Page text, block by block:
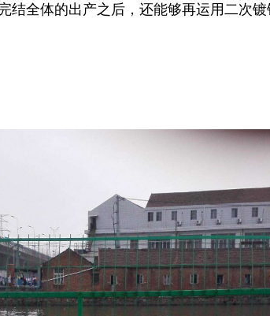
结全体的出产之后，还能够再运用二次